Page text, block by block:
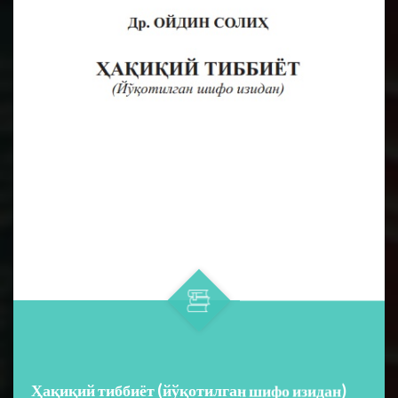
Ҳақиқий тиббиёт (йўқотилган шифо изидан)